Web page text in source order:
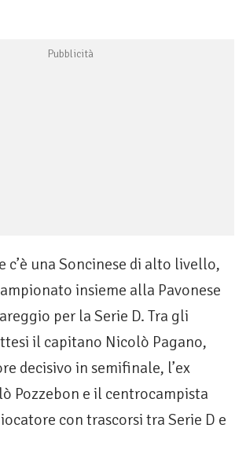
c’è una Soncinese di alto livello,
insieme alla Pavonese
per la Serie D. Tra gli
il capitano Nicolò Pagano,
decisivo in semifinale, l’ex
Pozzebon e il centrocampista
con trascorsi tra Serie D e